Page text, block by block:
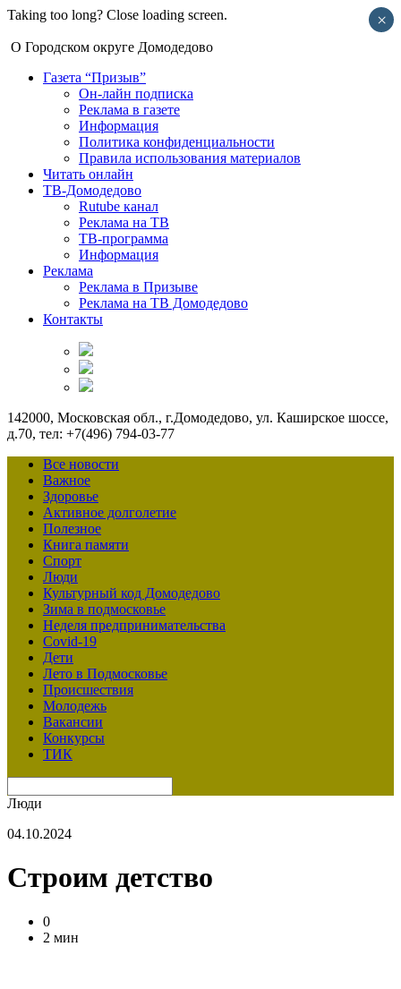
Taking too long? Close loading screen.
О Городском округе Домодедово
Газета “Призыв”
Он-лайн подписка
Реклама в газете
Информация
Политика конфиденциальности
Правила использования материалов
Читать онлайн
ТВ-Домодедово
Rutube канал
Реклама на ТВ
ТВ-программа
Информация
Реклама
Реклама в Призыве
Реклама на ТВ Домодедово
Контакты
142000, Московская обл., г.Домодедово, ул. Каширское шоссе,
д.70, тел: +7(496) 794-03-77
Все новости
Важное
Здоровье
Активное долголетие
Полезное
Книга памяти
Спорт
Люди
Культурный код Домодедово
Зима в подмосковье
Неделя предпринимательства
Covid-19
Дети
Лето в Подмосковье
Происшествия
Молодежь
Вакансии
Конкурсы
ТИК
Люди
04.10.2024
Строим детство
0
2 мин
×